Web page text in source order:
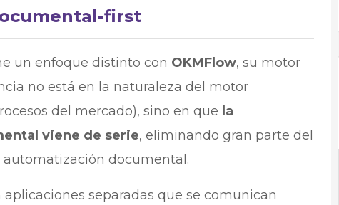
first
un enfoque distinto con OKMFlow, su motor
no está en la naturaleza del motor
del mercado), sino en que la
viene de serie, eliminando gran parte del
documental.
aplicaciones separadas que se comunican